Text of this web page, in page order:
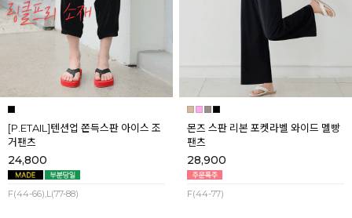
[P.ETAIL]텐션업 쫀득스판 아이스 조
거팬츠
24,800
F(44-66),L(77-88)
몬즈 스판 리본 포켓라벨 와이드 멜빵
팬츠
28,900
F(44-77)